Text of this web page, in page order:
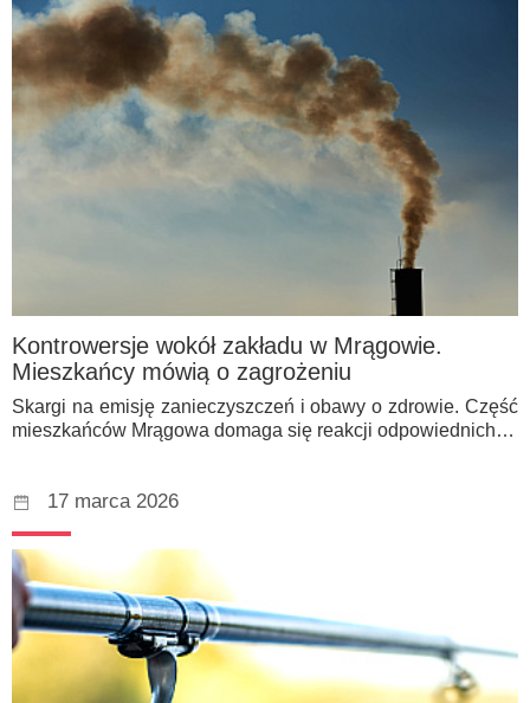
Kontrowersje wokół zakładu w Mrągowie.
Mieszkańcy mówią o zagrożeniu
Skargi na emisję zanieczyszczeń i obawy o zdrowie. Część
mieszkańców Mrągowa domaga się reakcji odpowiednich…
17 marca 2026